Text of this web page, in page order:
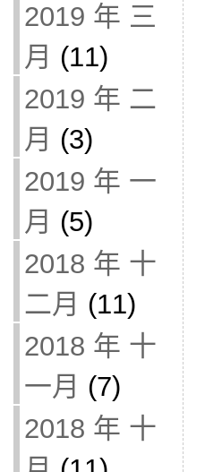
2019 年 三
月 (11)
2019 年 二
月 (3)
2019 年 一
月 (5)
2018 年 十
二月 (11)
2018 年 十
一月 (7)
2018 年 十